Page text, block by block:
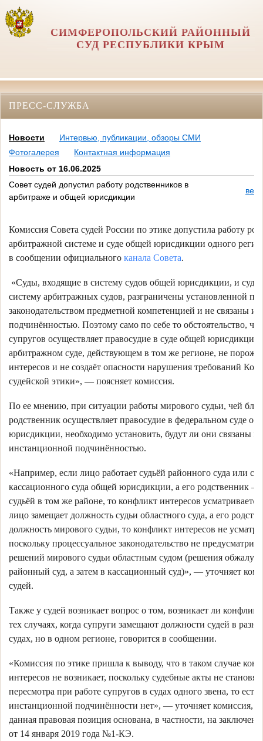
СИМФЕРОПОЛЬСКИЙ РАЙОННЫЙ
СУД РЕСПУБЛИКИ КРЫМ
ПРЕСС-СЛУЖБА
Новости
Интервью, публикации, обзоры СМИ
Фотогалерея
Контактная информация
Новость от 16.06.2025
Совет судей допустил работу родственников в
арбитраже и общей юрисдикции
Комиссия Совета судей России по этике допустила работу
арбитражной системе и суде общей юрисдикции одного
в сообщении официального канала Совета.
«Суды, входящие в систему судов общей юрисдикции, и
систему арбитражных судов, разграничены установленной
законодательством предметной компетенцией и не связаны
подчинённостью. Поэтому само по себе то обстоятельство,
супругов осуществляет правосудие в суде общей
арбитражном суде, действующем в том же регионе, не
интересов и не создаёт опасности нарушения требований
судейской этики», — поясняет комиссия.
По ее мнению, при ситуации работы мирового судьи, чей
родственник осуществляет правосудие в федеральном суде
юрисдикции, необходимо установить, будут ли они связаны
инстанционной подчинённостью.
«Например, если лицо работает судьёй районного суда или
кассационного суда общей юрисдикции, а его родственник
судьёй в том же районе, то конфликт интересов
лицо замещает должность судьи областного суда, а его
должность мирового судьи, то конфликт интересов не
поскольку процессуальное законодательство не
решений мирового судьи областным судом (решения
районный суд, а затем в кассационный суд)», — уточняет
судей.
Также у судей возникает вопрос о том, возникает ли
тех случаях, когда супруги замещают должности судей в
судах, но в одном регионе, говорится в сообщении.
«Комиссия по этике пришла к выводу, что в таком случае
интересов не возникает, поскольку судебные акты не
пересмотра при работе супругов в судах одного звена, то есть
инстанционной подчинённости нет», — уточняет комиссия,
данная правовая позиция основана, в частности, на
от 14 января 2019 года №1-КЭ.